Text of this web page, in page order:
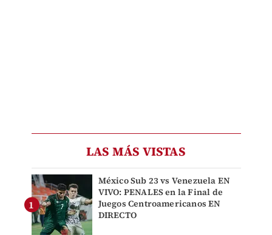
LAS MÁS VISTAS
México Sub 23 vs Venezuela EN
VIVO: PENALES en la Final de
Juegos Centroamericanos EN
DIRECTO